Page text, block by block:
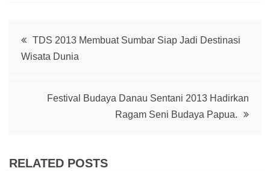
Post
TDS 2013 Membuat Sumbar Siap Jadi Destinasi
Wisata Dunia
Festival Budaya Danau Sentani 2013 Hadirkan
Ragam Seni Budaya Papua.
RELATED POSTS